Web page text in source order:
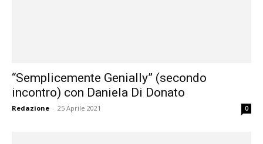
attive,
“Semplicemente Genially” (secondo
incontro) con Daniela Di Donato
Redazione - 25 Aprile 2021 0